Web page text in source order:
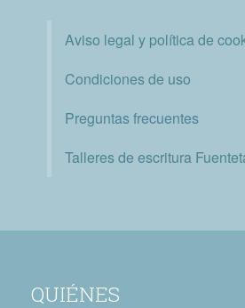
Aviso legal y política de
Condiciones de uso
Preguntas frecuentes
Talleres de escritura
QUIÉNES